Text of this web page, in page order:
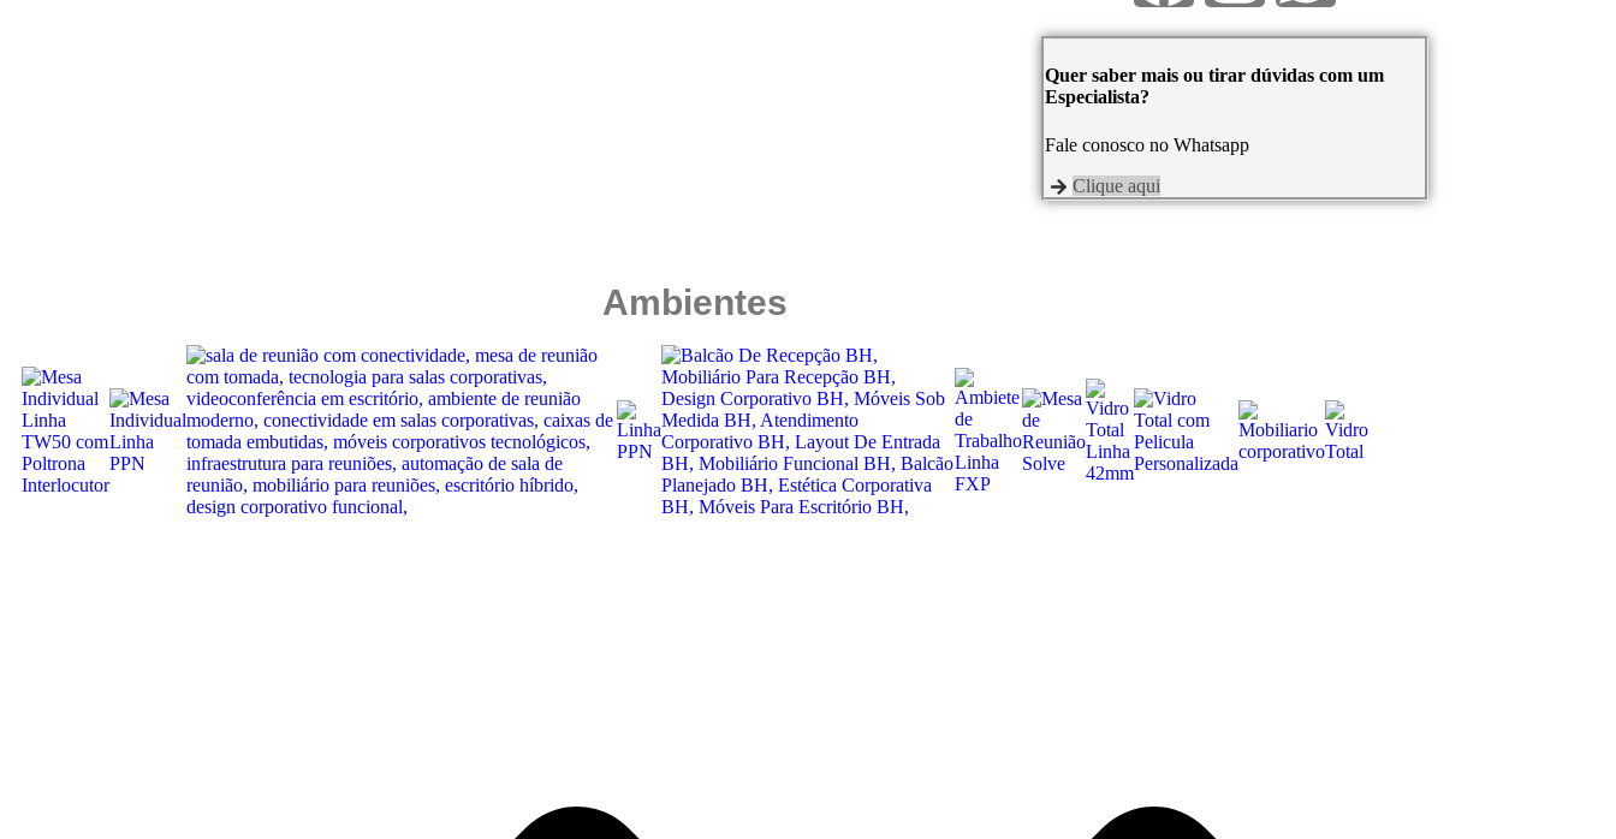
Quer saber mais ou tirar dúvidas com um
Especialista?
Fale conosco no Whatsapp
Clique aqui
Ambientes